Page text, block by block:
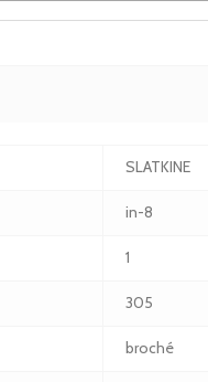
SLATKINE
in-8
1
305
broché